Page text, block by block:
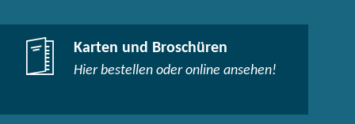
Karten und Broschüren
Hier bestellen oder online ansehen!